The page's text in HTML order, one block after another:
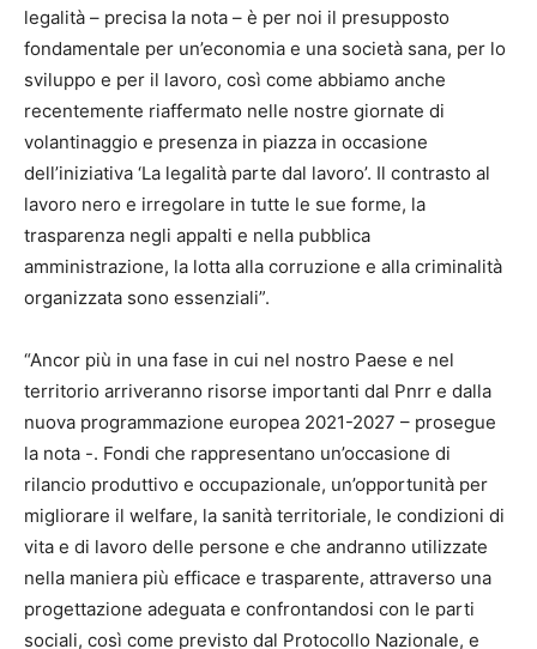
legalità – precisa la nota – è per noi il presupposto
fondamentale per un’economia e una società sana, per lo
sviluppo e per il lavoro, così come abbiamo anche
recentemente riaffermato nelle nostre giornate di
volantinaggio e presenza in piazza in occasione
dell’iniziativa ‘La legalità parte dal lavoro’. Il contrasto al
lavoro nero e irregolare in tutte le sue forme, la
trasparenza negli appalti e nella pubblica
amministrazione, la lotta alla corruzione e alla criminalità
organizzata sono essenziali”.
“Ancor più in una fase in cui nel nostro Paese e nel
territorio arriveranno risorse importanti dal Pnrr e dalla
nuova programmazione europea 2021-2027 – prosegue
la nota -. Fondi che rappresentano un’occasione di
rilancio produttivo e occupazionale, un’opportunità per
migliorare il welfare, la sanità territoriale, le condizioni di
vita e di lavoro delle persone e che andranno utilizzate
nella maniera più efficace e trasparente, attraverso una
progettazione adeguata e confrontandosi con le parti
sociali, così come previsto dal Protocollo Nazionale, e